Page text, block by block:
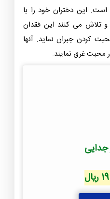
این دختران خود را با
تلاش می کنند این فقدان
کردن جبران نماید. آنها
محبت غرق نمایند.